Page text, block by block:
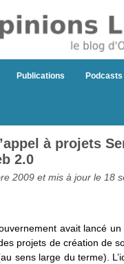
Publications Podcasts
à projets
2.0
2009 et mis à jour le 18
avait lancé
projets de création de
sens large du terme).